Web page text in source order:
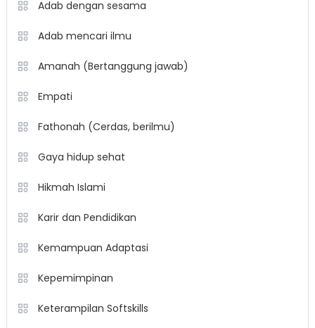
Adab dengan sesama
Adab mencari ilmu
Amanah (Bertanggung jawab)
Empati
Fathonah (Cerdas, berilmu)
Gaya hidup sehat
Hikmah Islami
Karir dan Pendidikan
Kemampuan Adaptasi
Kepemimpinan
Keterampilan Softskills